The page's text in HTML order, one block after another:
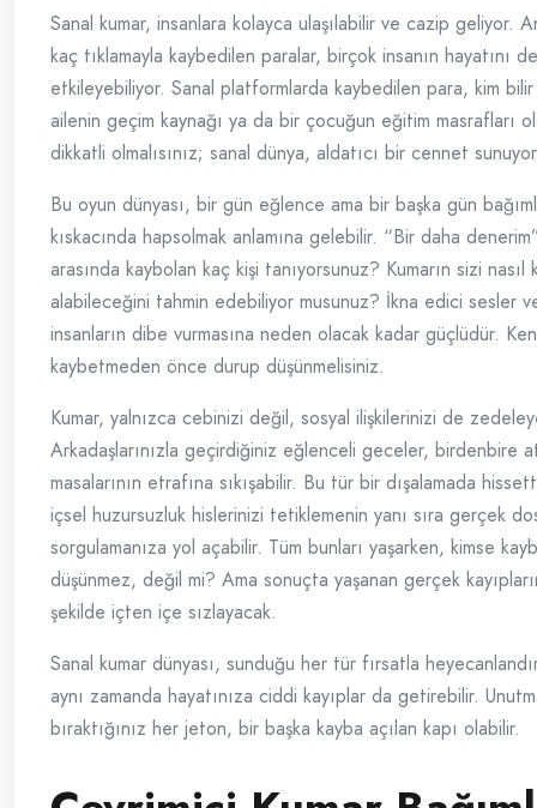
Sanal kumar, insanlara kolayca ulaşılabilir ve cazip geliyor.
kaç tıklamayla kaybedilen paralar, birçok insanın hayatını
etkileyebiliyor. Sanal platformlarda kaybedilen para, kim
ailenin geçim kaynağı ya da bir çocuğun eğitim masrafları
dikkatli olmalısınız; sanal dünya, aldatıcı bir cennet
Bu oyun dünyası, bir gün eğlence ama bir başka gün
kıskacında hapsolmak anlamına gelebilir. “Bir daha
arasında kaybolan kaç kişi tanıyorsunuz? Kumarın sizi nasıl
alabileceğini tahmin edebiliyor musunuz? İkna edici sesler
insanların dibe vurmasına neden olacak kadar güçlüdür.
kaybetmeden önce durup düşünmelisiniz.
Kumar, yalnızca cebinizi değil, sosyal ilişkilerinizi de
Arkadaşlarınızla geçirdiğiniz eğlenceli geceler, birdenbire
masalarının etrafına sıkışabilir. Bu tür bir dışalamada
içsel huzursuzluk hislerinizi tetiklemenin yanı sıra gerçek
sorgulamanıza yol açabilir. Tüm bunları yaşarken, kimse
düşünmez, değil mi? Ama sonuçta yaşanan gerçek
şekilde içten içe sızlayacak.
Sanal kumar dünyası, sunduğu her tür fırsatla
aynı zamanda hayatınıza ciddi kayıplar da getirebilir.
bıraktığınız her jeton, bir başka kayba açılan kapı olabilir.